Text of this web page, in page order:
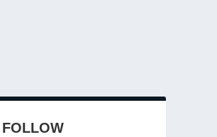
FOLLOW